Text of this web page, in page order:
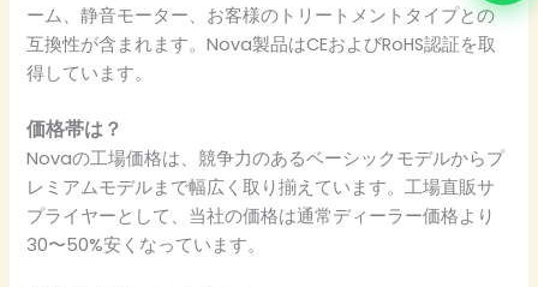
ーム、静音モーター、お客様のトリートメントタイプとの
互換性が含まれます。Nova製品はCEおよびRoHS認証を取
得しています。
価格帯は？
Novaの工場価格は、競争力のあるベーシックモデルからプ
レミアムモデルまで幅広く取り揃えています。工場直販サ
プライヤーとして、当社の価格は通常ディーラー価格より
30〜50%安くなっています。